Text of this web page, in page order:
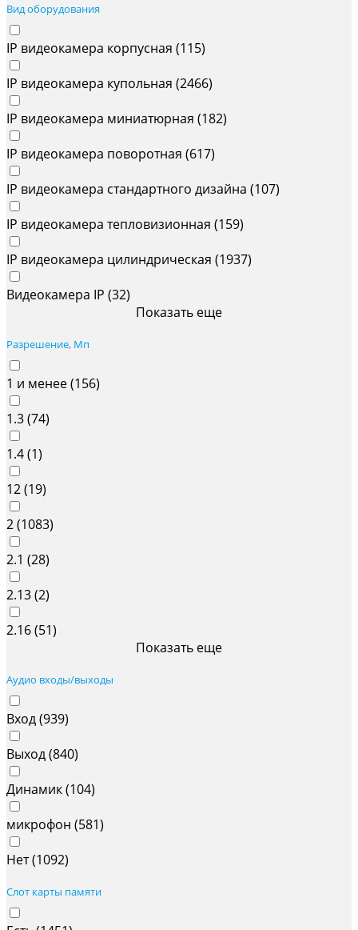
Вид оборудования
IP видеокамера корпусная (115)
IP видеокамера купольная (2466)
IP видеокамера миниатюрная (182)
IP видеокамера поворотная (617)
IP видеокамера стандартного дизайна (107)
IP видеокамера тепловизионная (159)
IP видеокамера цилиндрическая (1937)
Видеокамера IP (32)
Показать еще
Разрешение, Мп
1 и менее (156)
1.3 (74)
1.4 (1)
12 (19)
2 (1083)
2.1 (28)
2.13 (2)
2.16 (51)
Показать еще
Аудио входы/выходы
Вход (939)
Выход (840)
Динамик (104)
микрофон (581)
Нет (1092)
Слот карты памяти